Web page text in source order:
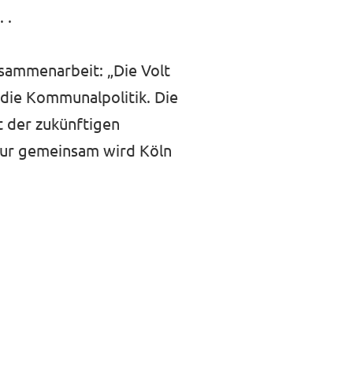
.
„Die Volt
Kommunalpolitik. Die
der zukünftigen
gemeinsam wird Köln